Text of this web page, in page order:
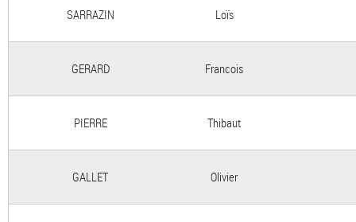
SARRAZIN Loïs
GERARD Francois
PIERRE Thibaut
GALLET Olivier